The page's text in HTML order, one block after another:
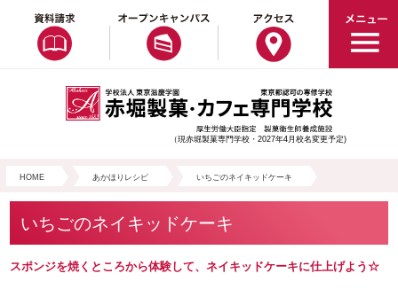
（現赤堀製菓専門学校・2027年4月校名変更予定)
HOME あかほりレシピ いちごのネイキッドケーキ
いちごのネイキッドケーキ
スポンジを焼くところから体験して、ネイキッドケーキに仕上げよう☆